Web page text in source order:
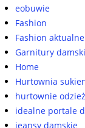
eobuwie
Fashion
Fashion
Garnitury
Home
Hurtownia
hurtownie
idealne portale
jeansy damskie